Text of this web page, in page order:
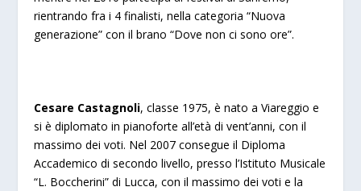
rientrando fra i 4 finalisti, nella categoria “Nuova
generazione” con il brano “Dove non ci sono ore”.
Cesare Castagnoli, classe 1975, è nato a Viareggio e
si è diplomato in pianoforte all’età di vent’anni, con il
massimo dei voti. Nel 2007 consegue il Diploma
Accademico di secondo livello, presso l’Istituto Musicale
“L. Boccherini” di Lucca, con il massimo dei voti e la